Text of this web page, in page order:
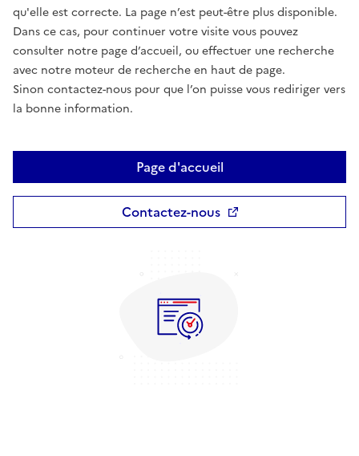
qu'elle est correcte. La page n’est peut-être plus disponible.
Dans ce cas, pour continuer votre visite vous pouvez
consulter notre page d’accueil, ou effectuer une recherche
avec notre moteur de recherche en haut de page.
Sinon contactez-nous pour que l’on puisse vous rediriger vers
la bonne information.
Page d'accueil
Contactez-nous